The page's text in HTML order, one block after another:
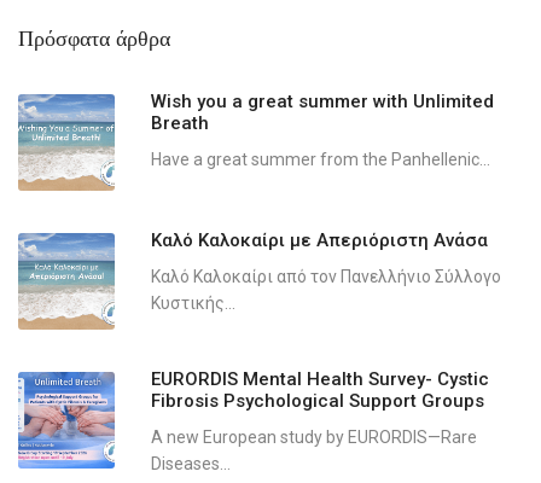
Πρόσφατα άρθρα
Wish you a great summer with Unlimited
Breath
Have a great summer from the Panhellenic...
Καλό Καλοκαίρι με Απεριόριστη Ανάσα
Καλό Καλοκαίρι από τον Πανελλήνιο Σύλλογο
Κυστικής...
EURORDIS Mental Health Survey- Cystic
Fibrosis Psychological Support Groups
A new European study by EURORDIS—Rare
Diseases...